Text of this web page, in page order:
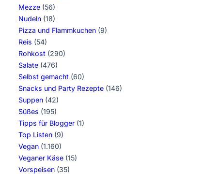
Mezze (56)
Nudeln (18)
Pizza und Flammkuchen (9)
Reis (54)
Rohkost (290)
Salate (476)
Selbst gemacht (60)
Snacks und Party Rezepte (146)
Suppen (42)
Süßes (195)
Tipps für Blogger (1)
Top Listen (9)
Vegan (1.160)
Veganer Käse (15)
Vorspeisen (35)